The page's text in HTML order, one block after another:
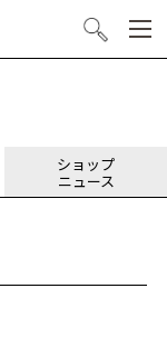
検索
ショップ
ニュース